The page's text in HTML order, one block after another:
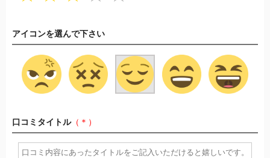
アイコンを選んで下さい
口コミタイトル（＊）